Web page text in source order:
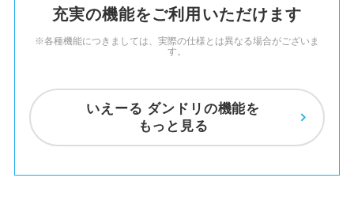
充実の機能をご利用いただけます
※各種機能につきましては、実際の仕様とは異なる場合がございま
す。
いえーる ダンドリの機能を
もっと見る